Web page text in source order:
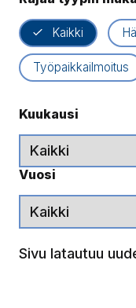
Kaikki
Työpaikkailmoitus
Sivu latautuu
Vuosi
Kuukausi